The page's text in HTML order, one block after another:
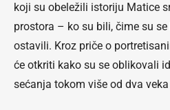
koji su obeležili istoriju Matice
prostora – ko su bili, čime su
ostavili. Kroz priče o
će otkriti kako su se oblikovali
sećanja tokom više od dva